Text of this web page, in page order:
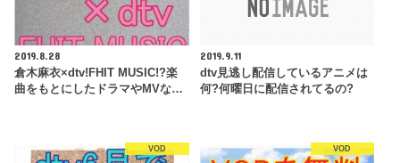
2019.8.28
倉木麻衣×dtv!FHIT MUSIC!?楽
曲をもとにしたドラマやMVな…
2019.9.11
dtv見逃し配信しているアニメは
何?何曜日に配信されてるの?
VOD VOD